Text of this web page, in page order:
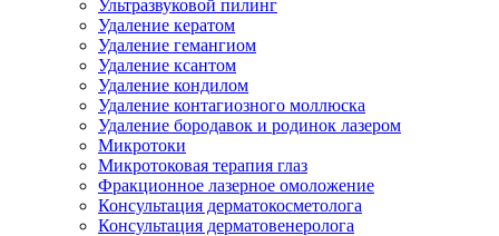
Ультразвуковой пилинг
Удаление кератом
Удаление гемангиом
Удаление ксантом
Удаление кондилом
Удаление контагиозного моллюска
Удаление бородавок и родинок лазером
Микротоки
Микротоковая терапия глаз
Фракционное лазерное омоложение
Консультация дерматокосметолога
Консультация дерматовенеролога